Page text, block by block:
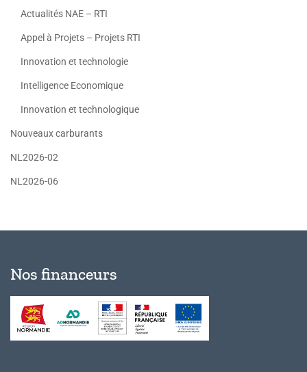
Actualités NAE – RTI
Appel à Projets – Projets RTI
Innovation et technologie
Intelligence Economique
Innovation et technologique
Nouveaux carburants
NL2026-02
NL2026-06
Nos financeurs